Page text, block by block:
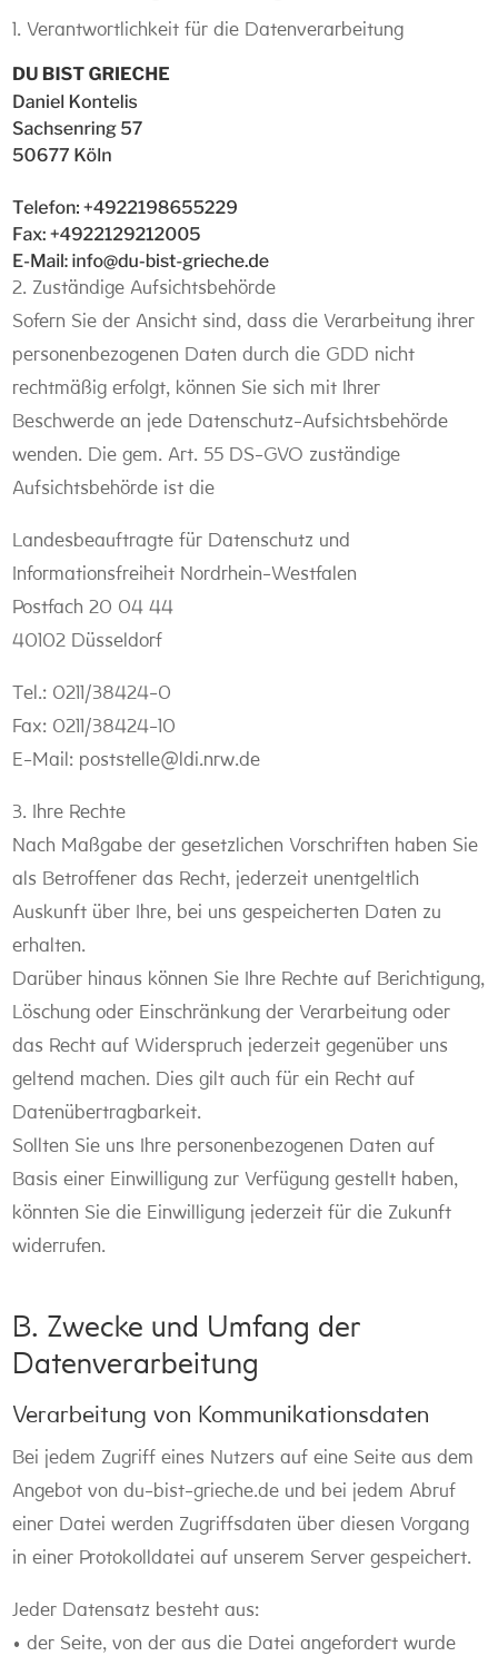
1. Verantwortlichkeit für die Datenverarbeitung
2. Zuständige Aufsichtsbehörde
Sofern Sie der Ansicht sind, dass die Verarbeitung ihrer
personenbezogenen Daten durch die GDD nicht
rechtmäßig erfolgt, können Sie sich mit Ihrer
Beschwerde an jede Datenschutz-Aufsichtsbehörde
wenden. Die gem. Art. 55 DS-GVO zuständige
Aufsichtsbehörde ist die
Landesbeauftragte für Datenschutz und
Informationsfreiheit Nordrhein-Westfalen
Postfach 20 04 44
40102 Düsseldorf
Tel.: 0211/38424-0
Fax: 0211/38424-10
E-Mail: poststelle@ldi.nrw.de
3. Ihre Rechte
Nach Maßgabe der gesetzlichen Vorschriften haben Sie
als Betroffener das Recht, jederzeit unentgeltlich
Auskunft über Ihre, bei uns gespeicherten Daten zu
erhalten.
Darüber hinaus können Sie Ihre Rechte auf Berichtigung,
Löschung oder Einschränkung der Verarbeitung oder
das Recht auf Widerspruch jederzeit gegenüber uns
geltend machen. Dies gilt auch für ein Recht auf
Datenübertragbarkeit.
Sollten Sie uns Ihre personenbezogenen Daten auf
Basis einer Einwilligung zur Verfügung gestellt haben,
könnten Sie die Einwilligung jederzeit für die Zukunft
widerrufen.
B. Zwecke und Umfang der
Datenverarbeitung
Verarbeitung von Kommunikationsdaten
Bei jedem Zugriff eines Nutzers auf eine Seite aus dem
Angebot von du-bist-grieche.de und bei jedem Abruf
einer Datei werden Zugriffsdaten über diesen Vorgang
in einer Protokolldatei auf unserem Server gespeichert.
Jeder Datensatz besteht aus:
• der Seite, von der aus die Datei angefordert wurde